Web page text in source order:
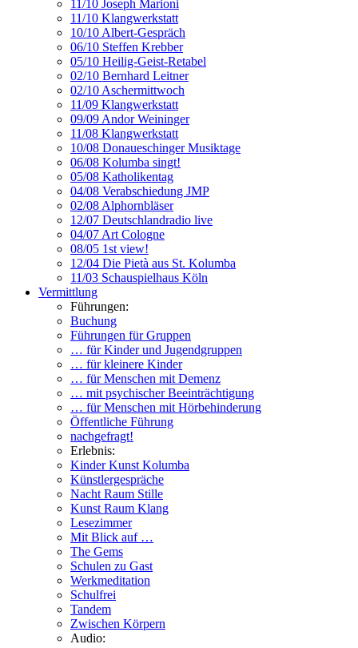
11/10 Joseph Marioni
11/10 Klangwerkstatt
10/10 Albert-Gespräch
06/10 Steffen Krebber
05/10 Heilig-Geist-Retabel
02/10 Bernhard Leitner
02/10 Aschermittwoch
11/09 Klangwerkstatt
09/09 Andor Weininger
11/08 Klangwerkstatt
10/08 Donaueschinger Musiktage
06/08 Kolumba singt!
05/08 Katholikentag
04/08 Verabschiedung JMP
02/08 Alphornbläser
12/07 Deutschlandradio live
04/07 Art Cologne
08/05 1st view!
12/04 Die Pietà aus St. Kolumba
11/03 Schauspielhaus Köln
Vermittlung
Führungen:
Buchung
Führungen für Gruppen
… für Kinder und Jugendgruppen
… für kleinere Kinder
… für Menschen mit Demenz
… mit psychischer Beeinträchtigung
… für Menschen mit Hörbehinderung
Öffentliche Führung
nachgefragt!
Erlebnis:
Kinder Kunst Kolumba
Künstlergespräche
Nacht Raum Stille
Kunst Raum Klang
Lesezimmer
Mit Blick auf …
The Gems
Schulen zu Gast
Werkmeditation
Schulfrei
Tandem
Zwischen Körpern
Audio: